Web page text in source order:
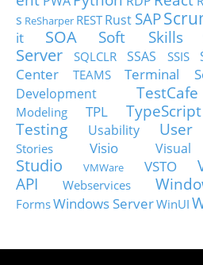
s ReSharper RESTRust SAP
it
SOA Soft Skills
Server
SQLCLR SSAS SSIS
Center
TEAMS Terminal
Development
TestCafe
Modeling
TPL TypeScript
Testing
Usability User
Stories
Visio
Studio
VMWare VSTO
API
Webservices
FormsWindows ServerWinUI